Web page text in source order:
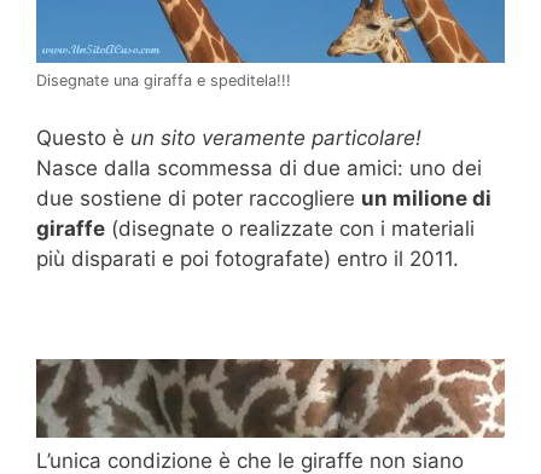
Disegnate una giraffa e speditela!!!
Questo è un sito veramente particolare!
Nasce dalla scommessa di due amici: uno dei
due sostiene di poter raccogliere un milione di
giraffe (disegnate o realizzate con i materiali
più disparati e poi fotografate) entro il 2011.
L’unica condizione è che le giraffe non siano